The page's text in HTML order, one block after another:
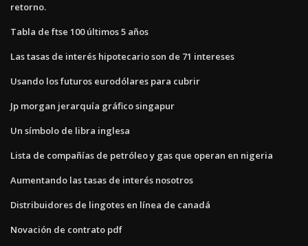
retorno.
Tabla de ftse 100 últimos 5 años
Las tasas de interés hipotecario son de 71 intereses
Usando los futuros eurodólares para cubrir
Jp morgan jerarquía gráfico singapur
Un símbolo de libra inglesa
Lista de compañías de petróleo y gas que operan en nigeria
Aumentando las tasas de interés nosotros
Distribuidores de lingotes en línea de canadá
Novación de contrato pdf